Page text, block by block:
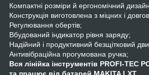
Компактні розміри й ергономічний
Конструкція виготовлена з міцних і
Регулювання обертів;
Вбудований індикатор рівня заряду;
Надійний і продуктивний безщітковий
Антивібраційна прогумована ручка;
Вся лінійка інструментів PROFI-TEC
та працює від батарей MAKITA LXT.